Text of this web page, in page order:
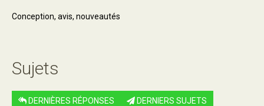
Conception, avis, nouveautés
Sujets
DERNIÈRES RÉPONSES DERNIERS SUJETS